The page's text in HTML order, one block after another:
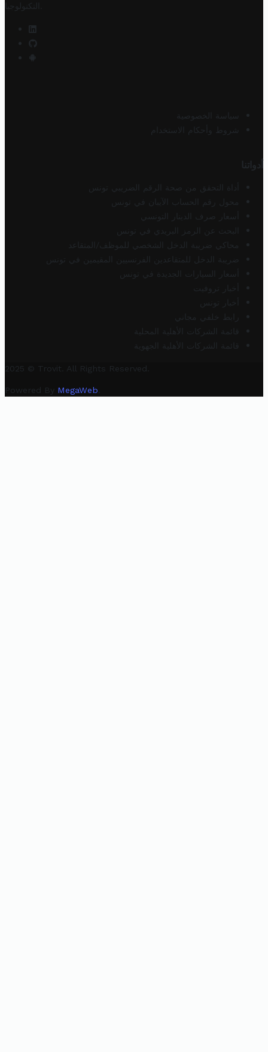
التكنولوجيا
سياسة الخصوصية
شروط وأحكام الاستخدام
أدواتنا
أداة التحقق من صحة الرقم الضريبي تونس
محول رقم الحساب الآيبان في تونس
أسعار صرف الدينار التونسي
البحث عن الرمز البريدي في تونس
محاكي ضريبة الدخل الشخصي للموظف/المتقاعد
ضريبة الدخل للمتقاعدين الفرنسيين المقيمين في تونس
أسعار السيارات الجديدة في تونس
أخبار تروفيت
أخبار تونس
رابط خلفي مجاني
قائمة الشركات الأهلية المحلية
قائمة الشركات الأهلية الجهوية
2025 © Trovit. All Rights Reserved.
Powered By MegaWeb